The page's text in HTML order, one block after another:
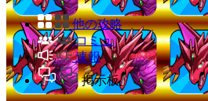
他の攻略
コミュ
速報
掲示板